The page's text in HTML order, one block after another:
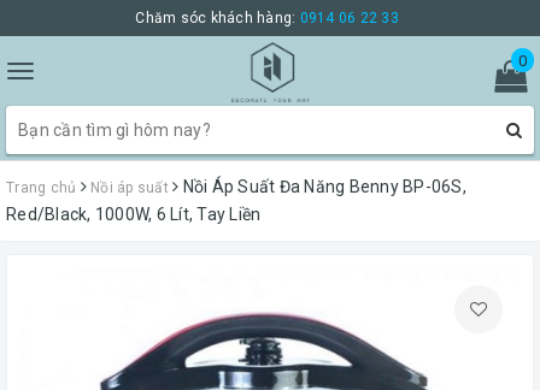
Chăm sóc khách hàng: 0914 06 22 33
Toggle
navigation
0
Trang chủ Nồi áp suất
Nồi Áp Suất Đa Năng Benny BP-06S,
Red/Black, 1000W, 6 Lít, Tay Liền